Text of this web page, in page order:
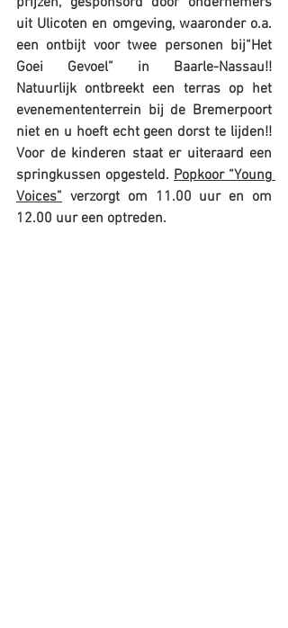
uit Ulicoten en omgeving, waaronder o.a.
een ontbijt voor twee personen bij“Het
Goei Gevoel” in Baarle-Nassau!!
Natuurlijk ontbreekt een terras op het
evenemententerrein bij de Bremerpoort
niet en u hoeft echt geen dorst te lijden!!
Voor de kinderen staat er uiteraard een
springkussen opgesteld. Popkoor “Young
Voices” verzorgt om 11.00 uur en om
12.00 uur een optreden.